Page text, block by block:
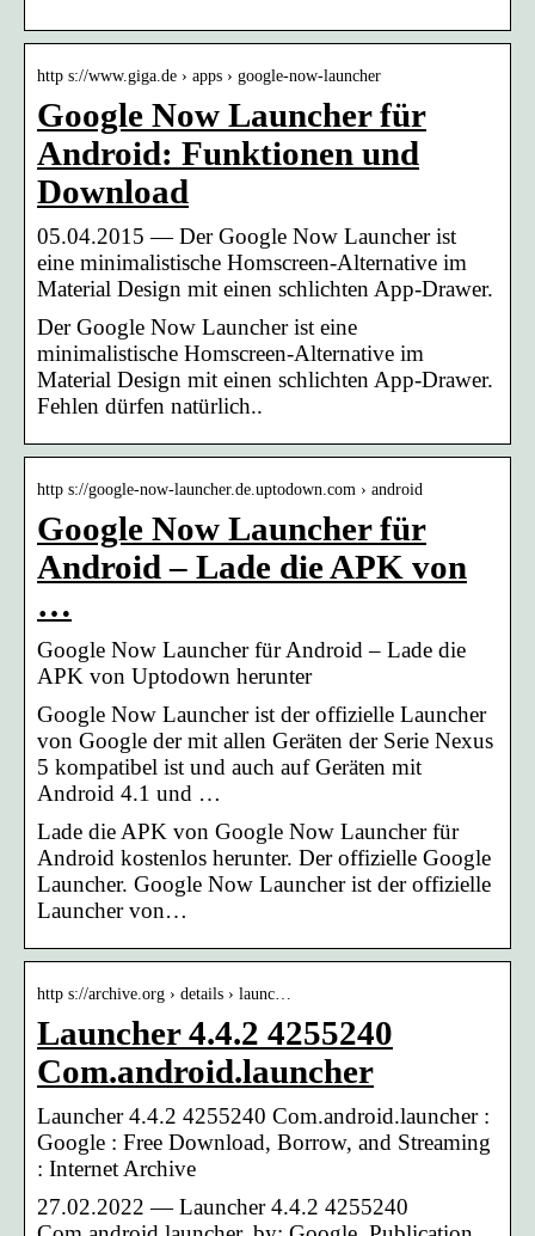
http s://www.giga.de › apps › google-now-launcher
Google Now Launcher für
Android: Funktionen und
Download
05.04.2015 — Der Google Now Launcher ist
eine minimalistische Homscreen-Alternative im
Material Design mit einen schlichten App-Drawer.
Der Google Now Launcher ist eine
minimalistische Homscreen-Alternative im
Material Design mit einen schlichten App-Drawer.
Fehlen dürfen natürlich..
http s://google-now-launcher.de.uptodown.com › android
Google Now Launcher für
Android – Lade die APK von
…
Google Now Launcher für Android – Lade die
APK von Uptodown herunter
Google Now Launcher ist der offizielle Launcher
von Google der mit allen Geräten der Serie Nexus
5 kompatibel ist und auch auf Geräten mit
Android 4.1 und …
Lade die APK von Google Now Launcher für
Android kostenlos herunter. Der offizielle Google
Launcher. Google Now Launcher ist der offizielle
Launcher von…
http s://archive.org › details › launc…
Launcher 4.4.2 4255240
Com.android.launcher
Launcher 4.4.2 4255240 Com.android.launcher :
Google : Free Download, Borrow, and Streaming
: Internet Archive
27.02.2022 — Launcher 4.4.2 4255240